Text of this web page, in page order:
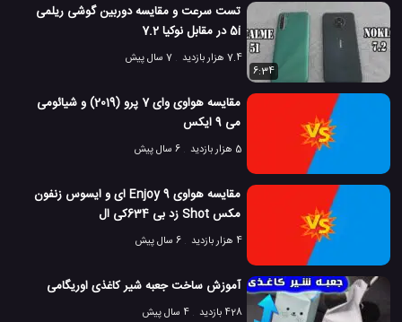
تست سرعت و مقایسه دوربین گوشی ریلمی
5i در مقابل نوکیا 7.2
7.4 هزار بازدید
7 سال پیش
6:34
مقایسه هواوی وای 7 پرو (2019) و شیائومی
می 9 ایکس
5 هزار بازدید 6 سال پیش
مقایسه هواوی Enjoy 9 ای و ایسوس زنفون
مکس Shot زد بی 634کی ال
4 هزار بازدید 6 سال پیش
آموزش ساخت جعبه شیر کاغذی اوریگامی
428 بازدید 4 سال پیش